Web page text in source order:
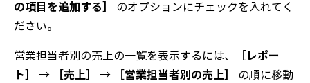
の項目を追加する］
のオプションにチェックを入れてく
ださい。
営業担当者別の売上の一覧を表示するには、
［レポー
ト］
→ ［売上］ → ［営業担当者別の売上］
の順に移動